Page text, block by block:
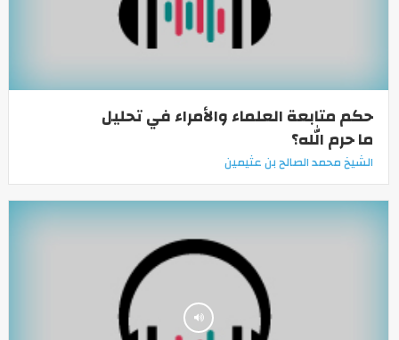
حكم متابعة العلماء والأمراء في تحليل
ما حرم الله؟
الشيخ محمد الصالح بن عثيمين